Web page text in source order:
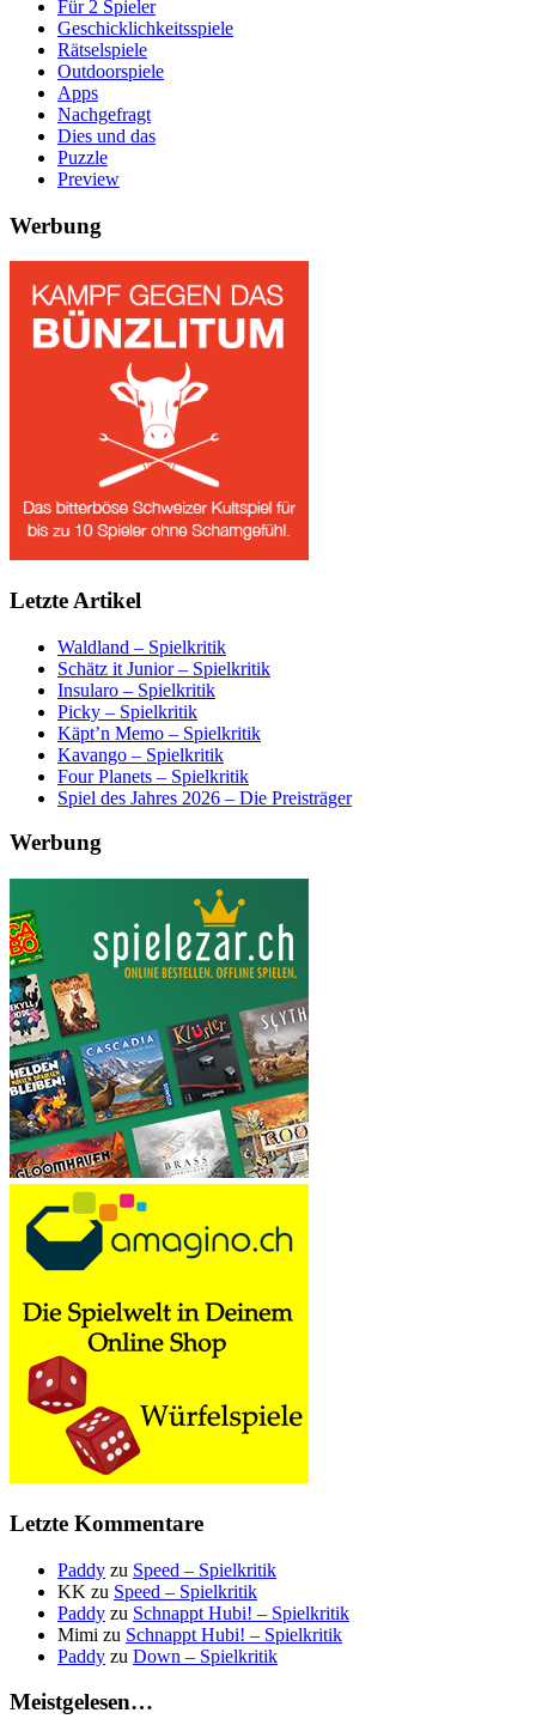
Für 2 Spieler
Geschicklichkeitsspiele
Rätselspiele
Outdoorspiele
Apps
Nachgefragt
Dies und das
Puzzle
Preview
Werbung
Letzte Artikel
Waldland – Spielkritik
Schätz it Junior – Spielkritik
Insularo – Spielkritik
Picky – Spielkritik
Käpt’n Memo – Spielkritik
Kavango – Spielkritik
Four Planets – Spielkritik
Spiel des Jahres 2026 – Die Preisträger
Werbung
Letzte Kommentare
Paddy zu Speed – Spielkritik
KK zu Speed – Spielkritik
Paddy zu Schnappt Hubi! – Spielkritik
Mimi zu Schnappt Hubi! – Spielkritik
Paddy zu Down – Spielkritik
Meistgelesen…